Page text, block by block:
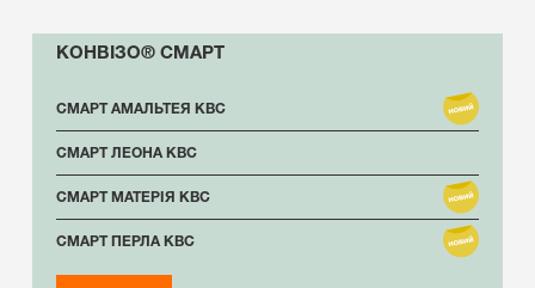
КОНВІЗО® СМАРТ
СМАРТ АМАЛЬТЕЯ КВС
СМАРТ ЛЕОНА КВС
СМАРТ МАТЕРІЯ КВС
СМАРТ ПЕРЛА КВС